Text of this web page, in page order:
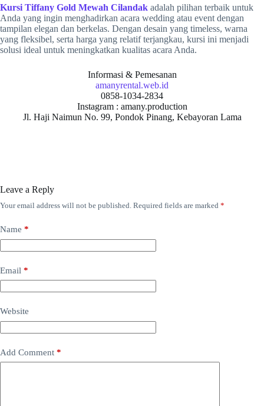
Kursi Tiffany Gold Mewah Cilandak adalah pilihan terbaik untuk
Anda yang ingin menghadirkan acara wedding atau event dengan
tampilan elegan dan berkelas. Dengan desain yang timeless, warna
yang fleksibel, serta harga yang relatif terjangkau, kursi ini menjadi
solusi ideal untuk meningkatkan kualitas acara Anda.
Informasi & Pemesanan
amanyrental.web.id
0858-1034-2834
Instagram : amany.production
Jl. Haji Naimun No. 99, Pondok Pinang, Kebayoran Lama
Leave a Reply
Your email address will not be published. Required fields are marked *
Name *
Email *
Website
Add Comment *